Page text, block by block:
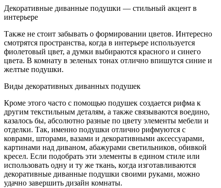
Декоративные диванные подушки — стильный акцент в
интерьере
Также не стоит забывать о формировании цветов. Интересно
смотрятся пространства, когда в интерьере используется
фиолетовый цвет, а думки выбираются красного и синего
цвета. В комнату в зеленых тонах отлично впишутся синие и
желтые подушки.
Виды декоративных диванных подушек
Кроме этого часто с помощью подушек создается рифма к
другим текстильным деталям, а также связываются воедино,
казалось бы, абсолютно разные по цвету элементы мебели и
отделки. Так, именно подушки отлично рифмуются с
коврами, шторами, вазами и декоративными аксессуарами,
картинами над диваном, абажурами светильников, обивкой
кресел. Если подобрать эти элементы в едином стиле или
использовать одну и ту же ткань, когда изготавливаются
декоративные диванные подушки своими руками, можно
удачно завершить дизайн комнаты.